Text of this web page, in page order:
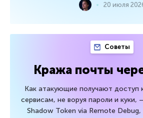
20 июля
Советы
Кража почты
Как атакующие получают доступ
сервисам, не воруя пароли и куки,
Shadow Token via Remote Debug,